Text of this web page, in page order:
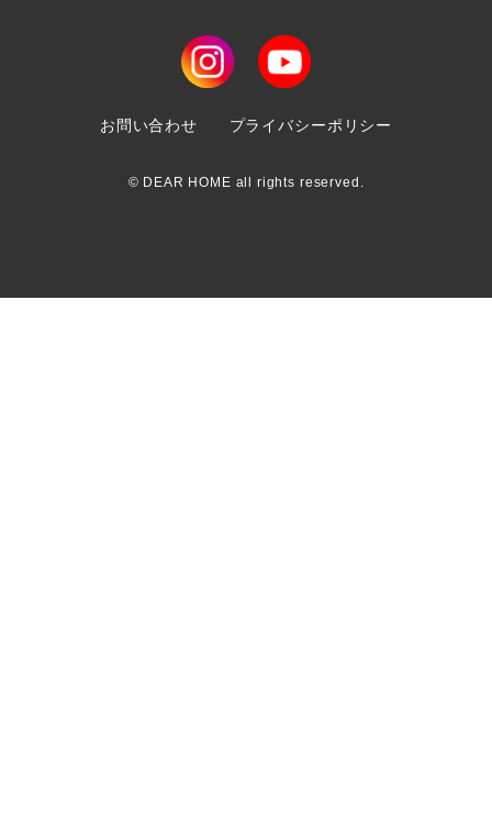
お問い合わせ プライバシーポリシー
© DEAR HOME all rights reserved.